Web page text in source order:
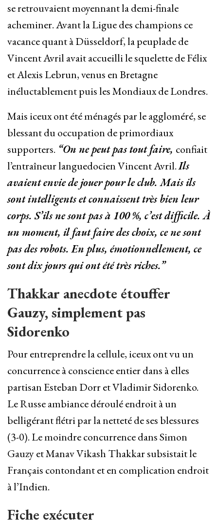
se retrouvaient moyennant la demi-finale
acheminer. Avant la Ligue des champions ce
vacance quant à Düsseldorf, la peuplade de
Vincent Avril avait accueilli le squelette de Félix
et Alexis Lebrun, venus en Bretagne
inéluctablement puis les Mondiaux de Londres.
Mais iceux ont été ménagés par le aggloméré, se
blessant du occupation de primordiaux
supporters. “On ne peut pas tout faire, confiait
l’entraîneur languedocien Vincent Avril.Ils
avaient envie de jouer pour le club. Mais ils
sont intelligents et connaissent très bien leur
corps. S’ils ne sont pas à 100 %, c’est difficile. À
un moment, il faut faire des choix, ce ne sont
pas des robots. En plus, émotionnellement, ce
sont dix jours qui ont été très riches.”
Thakkar anecdote étouffer
Gauzy, simplement pas
Sidorenko
Pour entreprendre la cellule, iceux ont vu un
concurrence à conscience entier dans à elles
partisan Esteban Dorr et Vladimir Sidorenko.
Le Russe ambiance déroulé endroit à un
belligérant flétri par la netteté de ses blessures
(3-0). Le moindre concurrence dans Simon
Gauzy et Manav Vikash Thakkar subsistait le
Français contondant et en complication endroit
à l’Indien.
Fiche exécuter